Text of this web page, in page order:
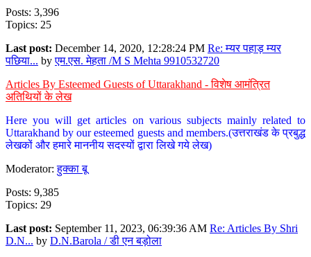
Posts: 3,396
Topics: 25
Last post: December 14, 2020, 12:28:24 PM Re: म्यर पहाड़ म्यर
पछिया... byएम.एस. मेहता /M S Mehta 9910532720
Articles By Esteemed Guests of Uttarakhand - विशेष आमंत्रित
अतिथियों के लेख
Here you will get articles on various subjects mainly related to
Uttarakhand by our esteemed guests and members.(उत्तराखंड के प्रबुद्ध
लेखकों और हमारे माननीय सदस्यों द्वारा लिखे गये लेख)
Moderator:हुक्का बू
Posts: 9,385
Topics: 29
Last post: September 11, 2023, 06:39:36 AM Re: Articles By Shri
D.N... by D.N.Barola / डी एन बड़ोला